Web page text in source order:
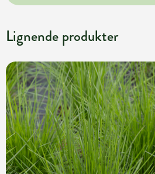
Lignende produkter